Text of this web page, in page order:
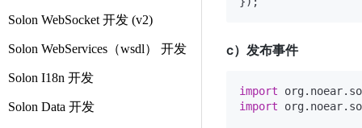
Solon WebSocket 开发 (v2)
Solon WebServices（wsdl） 开发
Solon I18n 开发
Solon Data 开发
c）发布事件
import
import